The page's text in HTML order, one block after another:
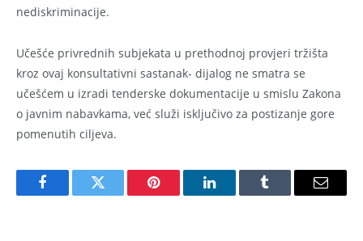
nediskriminacije.
Učešće privrednih subjekata u prethodnoj provjeri tržišta
kroz ovaj konsultativni sastanak- dijalog ne smatra se
učešćem u izradi tenderske dokumentacije u smislu Zakona
o javnim nabavkama, već služi isključivo za postizanje gore
pomenutih ciljeva.
FacebookTwitter Pinterest LinkedInTumblr Email